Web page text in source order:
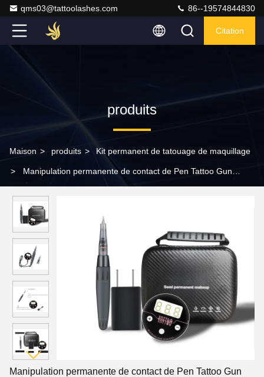
qms03@tattoolashes.com 86--19574844830
Citation
produits
Maison > produits > Kit permanent de tatouage de maquillage
> Manipulation permanente de contact de Pen Tattoo Gun
Manipulation permanente de contact de Pen Tattoo Gun